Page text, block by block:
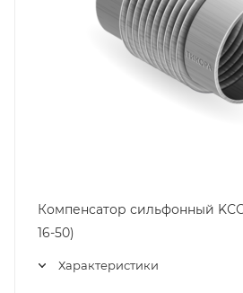
Компенсатор сильфонный
16-50)
Характеристики